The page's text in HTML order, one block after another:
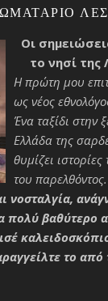
Οι
το νησί της
Η πρώτη μου
ως νέος
Ένα ταξίδι στην
Ελλάδα της
θυμίζει
του παρελθόντος.
νοσταλγία,
πολύ βαθύτερο
το από